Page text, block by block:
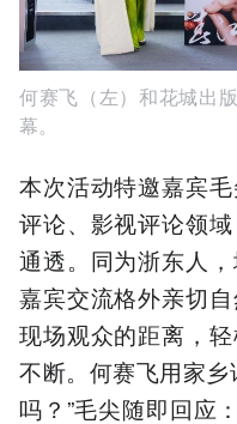
何赛飞（左）和花城出
幕。
本次活动特邀嘉宾
评论、影视评论领
通透。同为浙东人
嘉宾交流格外亲切
现场观众的距离，
不断。何赛飞用家
吗？”毛尖随即回应